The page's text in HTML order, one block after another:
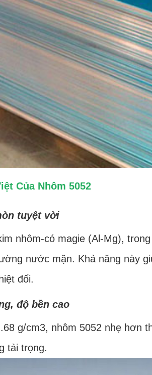
Của Nhôm 5052
tuyệt vời
nhôm-có magie (Al-Mg),
nước mặn. Khả năng này
đối.
độ bền cao
g/cm3, nhôm 5052 nhẹ hơn
tải trọng.